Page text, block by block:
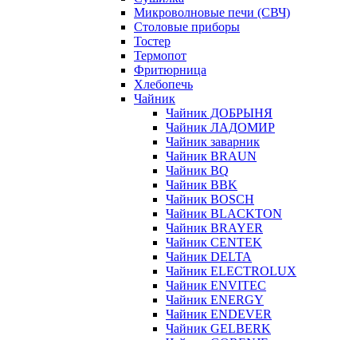
Микроволновые печи (СВЧ)
Столовые приборы
Тостер
Термопот
Фритюрница
Хлебопечь
Чайник
Чайник ДОБРЫНЯ
Чайник ЛАДОМИР
Чайник заварник
Чайник BRAUN
Чайник BQ
Чайник BBK
Чайник BOSCH
Чайник BLACKTON
Чайник BRAYER
Чайник CENTEK
Чайник DELTA
Чайник ELECTROLUX
Чайник ENVITEC
Чайник ENERGY
Чайник ENDEVER
Чайник GELBERK